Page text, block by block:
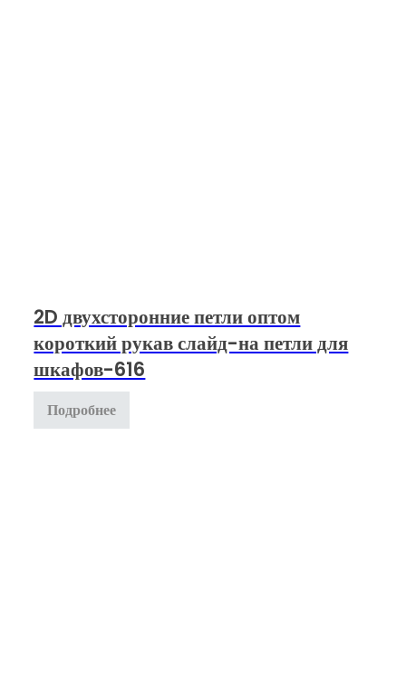
2D двухсторонние петли оптом
короткий рукав слайд-на петли для
шкафов-616
Подробнее